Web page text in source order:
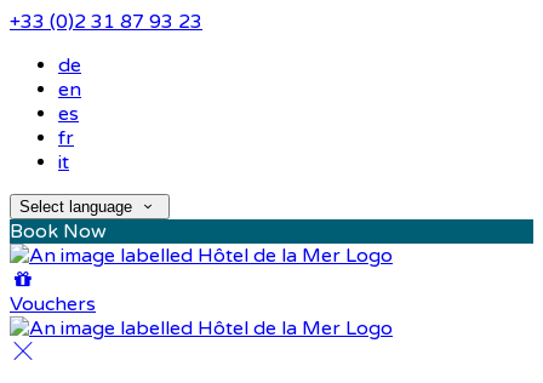
+33 (0)2 31 87 93 23
de
en
es
fr
it
Select language
Book Now
Vouchers